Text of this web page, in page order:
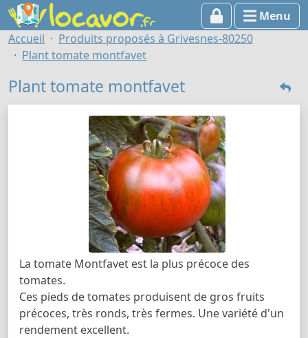
Menu
Accueil
Produits proposés à Grivesnes-80250
Plant tomate montfavet
Plant tomate montfavet
La tomate Montfavet est la plus précoce des
tomates.
Ces pieds de tomates produisent de gros fruits
précoces, très ronds, très fermes. Une variété d'un
rendement excellent.